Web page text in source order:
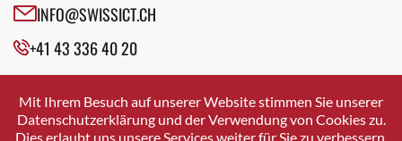
Crissier
Davos Platz
Dierikon
Dietikon
INFO@SWISSICT.CH
+41 43 336 40 20
SWISSICT
VULKANSTRASSE 120
8048 ZURICH
Mit Ihrem Besuch auf unserer Website stimmen Sie unserer
Datenschutzerklärung und der Verwendung von Cookies zu.
Dies erlaubt uns unsere Services weiter für Sie zu verbessern.